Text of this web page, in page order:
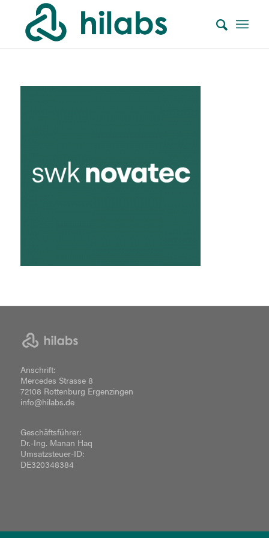
Anschrift:
Mercedes Strasse 8
72108 Rottenburg Ergenzingen
info@hilabs.de
Geschäftsführer:
Dr.-Ing. Manan Haq
Umsatzsteuer-ID:
DE320348384